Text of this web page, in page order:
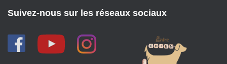
Suivez-nous sur les réseaux sociaux